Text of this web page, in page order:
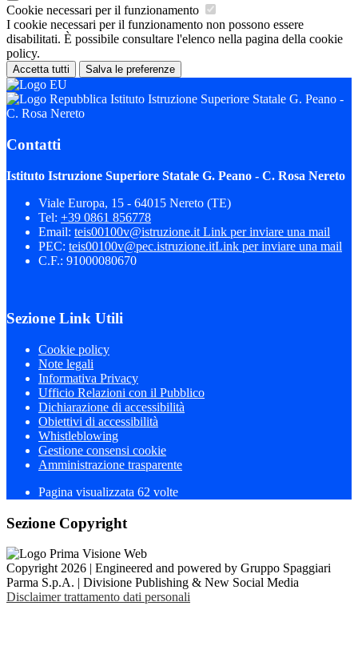
Cookie necessari per il funzionamento
I cookie necessari per il funzionamento non possono essere
disabilitati. È possibile consultare l'elenco nella pagina della cookie
policy.
Accetta tutti Salva le preferenze
Istituto Istruzione Superiore Statale G. Peano -
C. Rosa Nereto
Contatti
Istituto Istruzione Superiore Statale G. Peano - C. Rosa Nereto
Viale Europa, 15 - 64015 Nereto (TE)
Tel: +39 0861 856778
Email: teis00100v@istruzione.it Link per inviare una mail
PEC: teis00100v@pec.istruzione.itLink per inviare una mail
C.F.: 91000080670
Sezione Link Utili
Cookie policy
Note legali
Informativa Privacy
Ufficio Relazioni con il Pubblico
Dichiarazione di accessibilità
Obiettivi di accessibilità
Whistleblowing
Gestione consensi cookie
Amministrazione trasparente
Pagina visualizzata 62 volte
Sezione Copyright
Copyright 2026 | Engineered and powered by Gruppo Spaggiari
Parma S.p.A. | Divisione Publishing & New Social Media
Disclaimer trattamento dati personali